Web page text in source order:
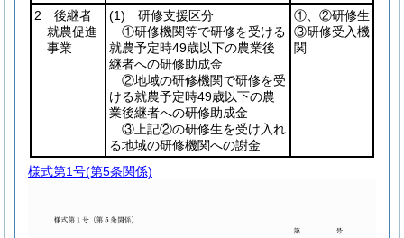
2 後継者
就農促進
事業
(1) 研修支援区分
①研修機関等で研修を受ける
就農予定時49歳以下の農業後
継者への研修助成金
②地域の研修機関で研修を受
ける就農予定時49歳以下の農
業後継者への研修助成金
③上記②の研修生を受け入れ
る地域の研修機関への謝金
①、②研修生
③研修受入機
関
様式第1号(第5条関係)